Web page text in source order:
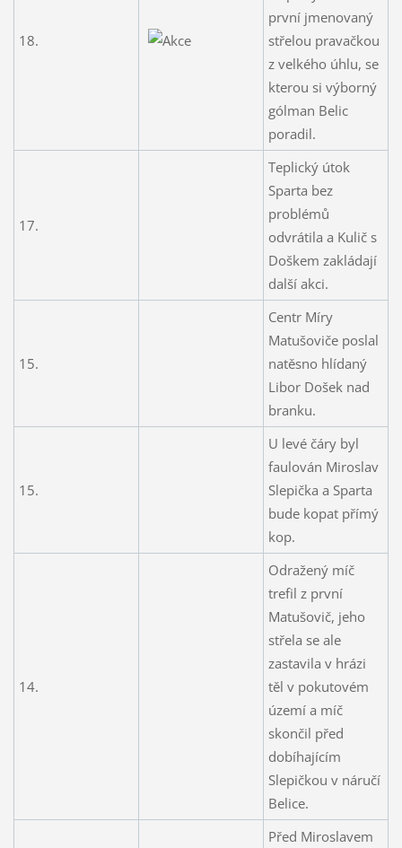
18.
první jmenovaný
střelou pravačkou
z velkého úhlu, se
kterou si výborný
gólman Belic
poradil.
17.
Teplický útok
Sparta bez
problémů
odvrátila a Kulič s
Doškem zakládají
další akci.
15.
Centr Míry
Matušoviče poslal
natěsno hlídaný
Libor Došek nad
branku.
15.
U levé čáry byl
faulován Miroslav
Slepička a Sparta
bude kopat přímý
kop.
14.
Odražený míč
trefil z první
Matušovič, jeho
střela se ale
zastavila v hrázi
těl v pokutovém
území a míč
skončil před
dobíhajícím
Slepičkou v náručí
Belice.
Před Miroslavem